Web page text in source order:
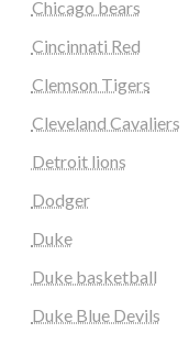
Chicago bears
Cincinnati Red
Clemson Tigers
Cleveland Cavaliers
Detroit lions
Dodger
Duke
Duke basketball
Duke Blue Devils